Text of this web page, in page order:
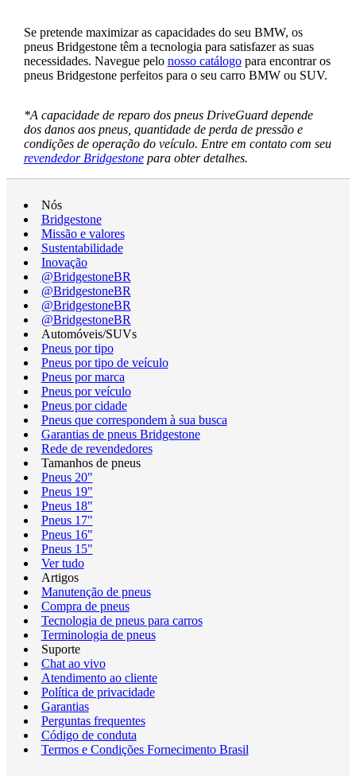
Se pretende maximizar as capacidades do seu BMW, os
pneus Bridgestone têm a tecnologia para satisfazer as suas
necessidades. Navegue pelo nosso catálogopara encontrar os
pneus Bridgestone perfeitos para o seu carro BMW ou SUV.
*A capacidade de reparo dos pneus DriveGuard depende
dos danos aos pneus, quantidade de perda de pressão e
condições de operação do veículo. Entre em contato com seu
revendedor Bridgestonepara obter detalhes.
Nós
Bridgestone
Missão e valores
Sustentabilidade
Inovação
@BridgestoneBR
@BridgestoneBR
@BridgestoneBR
@BridgestoneBR
Automóveis/SUVs
Pneus por tipo
Pneus por tipo de veículo
Pneus por marca
Pneus por veículo
Pneus por cidade
Pneus que correspondem à sua busca
Garantias de pneus Bridgestone
Rede de revendedores
Tamanhos de pneus
Pneus 20"
Pneus 19"
Pneus 18"
Pneus 17"
Pneus 16"
Pneus 15"
Ver tudo
Artigos
Manutenção de pneus
Compra de pneus
Tecnologia de pneus para carros
Terminologia de pneus
Suporte
Chat ao vivo
Atendimento ao cliente
Política de privacidade
Garantias
Perguntas frequentes
Código de conduta
Termos e Condições Fornecimento Brasil